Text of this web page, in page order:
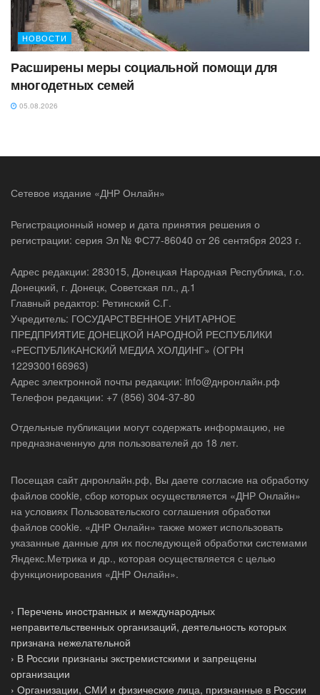
НОВОСТИ
Расширены меры социальной помощи для
многодетных семей
05.08.2026
Сетевое издание «ДНР Онлайн»
Регистрационный номер и дата принятия решения о
регистрации: серия Эл № ФС77-86040 от 26 сентября 2023 г.
Адрес редакции: 283015, Донецкая Народная Республика, г.о.
Донецкий, г. Донецк, Советская пл., д.1
Главный редактор: Ретинский С.Г.
Учредитель: ГОСУДАРСТВЕННОЕ УНИТАРНОЕ
ПРЕДПРИЯТИЕ ДОНЕЦКОЙ НАРОДНОЙ РЕСПУБЛИКИ
«РЕСПУБЛИКАНСКИЙ МЕДИА ХОЛДИНГ» (ОГРН
1229300166963)
Адрес электронной почты редакции: info@днронлайн.рф
Телефон редакции: +7 (856) 304-37-80
Отдельные публикации могут содержать информацию, не
предназначенную для пользователей до 18 лет.
Посещая сайт днронлайн.рф, Вы даете согласие на обработку
файлов cookie, сбор которых осуществляется «ДНР Онлайн»
на условиях Пользовательского соглашения обработки
файлов cookie. «ДНР Онлайн» также может использовать
указанные данные для их последующей обработки системами
Яндекс.Метрика и др., которая осуществляется с целью
функционирования «ДНР Онлайн».
› Перечень иностранных и международных
неправительственных организаций, деятельность которых
признана нежелательной
› В России признаны экстремистскими и запрещены
организации
› Организации, СМИ и физические лица, признанные в России